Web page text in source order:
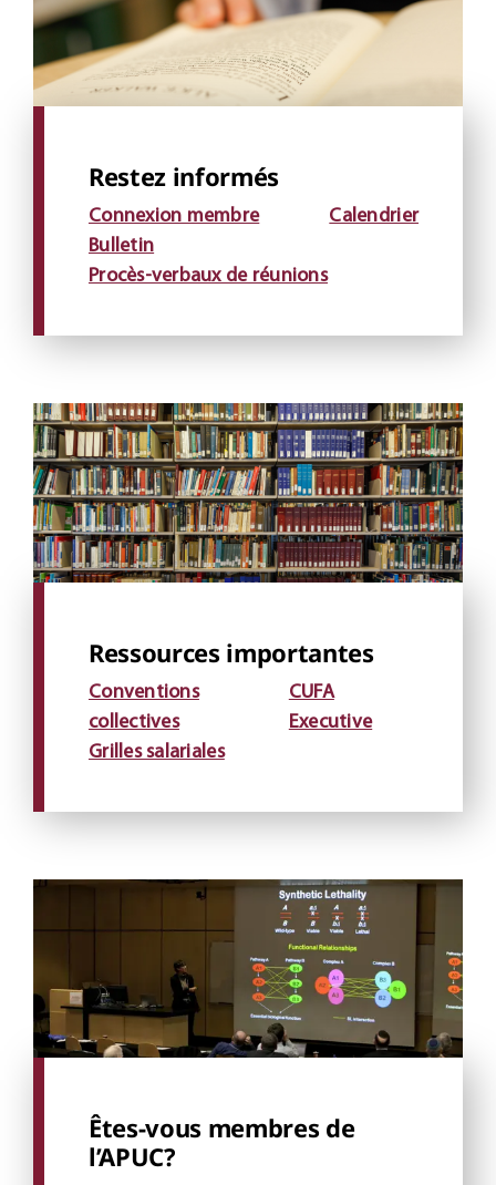
Restez informés
Connexion membre
Bulletin
Procès-verbaux de réunions
Calendrier
Ressources importantes
Conventions
collectives
Grilles salariales
CUFA
Executive
Êtes-vous membres de
l’APUC?